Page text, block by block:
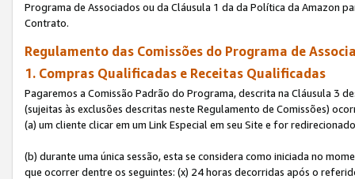
Programa de Associados ou da Cláusula 1 da da Política da Amazon
Contrato.
Regulamento das Comissões do Programa de
1. Compras Qualificadas e Receitas Qualificadas
Pagaremos a Comissão Padrão do Programa, descrita na Cláusula 3
(sujeitas às exclusões descritas neste Regulamento de Comissões)
(a) um cliente clicar em um Link Especial em seu Site e for
(b) durante uma única sessão, esta se considera como iniciada no
que ocorrer dentre os seguintes: (x) 24 horas decorridas após o